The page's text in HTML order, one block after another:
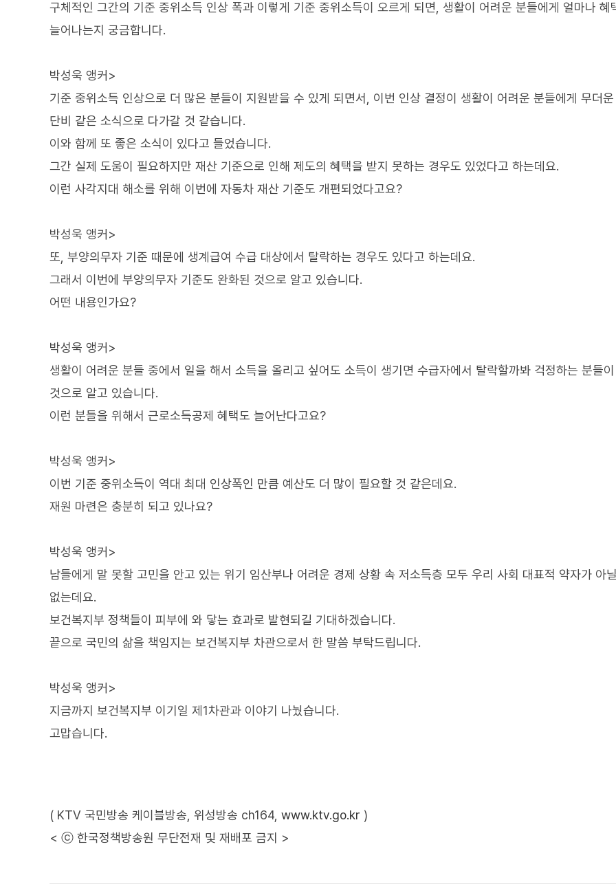
구체적인 그간의 기준 중위소득 인상 폭과 이렇게 기준 중위소득이 오르게 되면, 생활이 어려운 분들에게 얼마나 혜
늘어나는지 궁금합니다.
박성욱 앵커>
기준 중위소득 인상으로 더 많은 분들이 지원받을 수 있게 되면서, 이번 인상 결정이 생활이 어려운 분들에게 무더
단비 같은 소식으로 다가갈 것 같습니다.
이와 함께 또 좋은 소식이 있다고 들었습니다.
그간 실제 도움이 필요하지만 재산 기준으로 인해 제도의 혜택을 받지 못하는 경우도 있었다고 하는데요.
이런 사각지대 해소를 위해 이번에 자동차 재산 기준도 개편되었다고요?
박성욱 앵커>
또, 부양의무자 기준 때문에 생계급여 수급 대상에서 탈락하는 경우도 있다고 하는데요.
그래서 이번에 부양의무자 기준도 완화된 것으로 알고 있습니다.
어떤 내용인가요?
박성욱 앵커>
생활이 어려운 분들 중에서 일을 해서 소득을 올리고 싶어도 소득이 생기면 수급자에서 탈락할까봐 걱정하는 분들
것으로 알고 있습니다.
이런 분들을 위해서 근로소득공제 혜택도 늘어난다고요?
박성욱 앵커>
이번 기준 중위소득이 역대 최대 인상폭인 만큼 예산도 더 많이 필요할 것 같은데요.
재원 마련은 충분히 되고 있나요?
박성욱 앵커>
남들에게 말 못할 고민을 안고 있는 위기 임산부나 어려운 경제 상황 속 저소득층 모두 우리 사회 대표적 약자가 아
없는데요.
보건복지부 정책들이 피부에 와 닿는 효과로 발현되길 기대하겠습니다.
끝으로 국민의 삶을 책임지는 보건복지부 차관으로서 한 말씀 부탁드립니다.
박성욱 앵커>
지금까지 보건복지부 이기일 제1차관과 이야기 나눴습니다.
고맙습니다.
( KTV 국민방송 케이블방송, 위성방송 ch164, www.ktv.go.kr )
< ⓒ 한국정책방송원 무단전재 및 재배포 금지 >